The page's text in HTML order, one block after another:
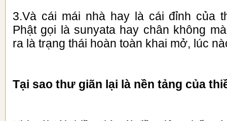
3.Và cái mái nhà hay là cái đỉnh của
Phật gọi là sunyata hay chân không
ra là trạng thái hoàn toàn khai mở, lúc
Tại sao thư giãn lại là nền tảng của